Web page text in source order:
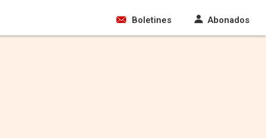
Boletines Abonados